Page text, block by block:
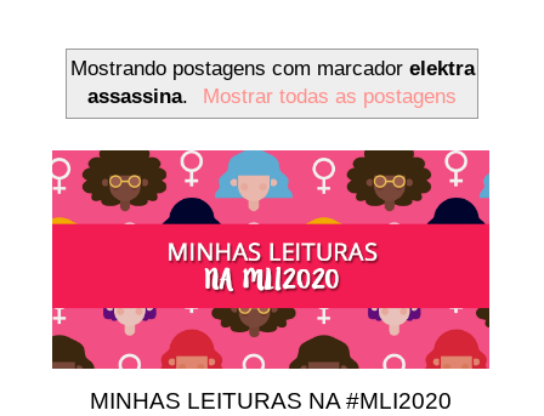
Mostrando postagens com marcador elektra
assassina. Mostrar todas as postagens
MINHAS LEITURAS NA #MLI2020